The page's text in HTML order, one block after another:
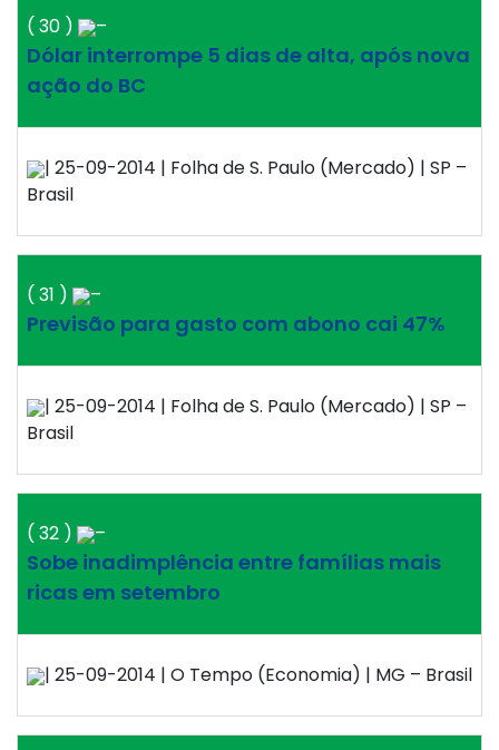
( 30 ) –
Dólar interrompe 5 dias de alta, após nova
ação do BC
| 25-09-2014 | Folha de S. Paulo (Mercado) | SP –
Brasil
( 31 ) –
Previsão para gasto com abono cai 47%
| 25-09-2014 | Folha de S. Paulo (Mercado) | SP –
Brasil
( 32 ) –
Sobe inadimplência entre famílias mais
ricas em setembro
| 25-09-2014 | O Tempo (Economia) | MG – Brasil